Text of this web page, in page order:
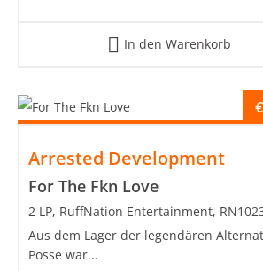
In den Warenkorb
Arrested Development
For The Fkn Love
€
2 LP, RuffNation Entertainment,
Aus dem Lager der legendären
Posse war...